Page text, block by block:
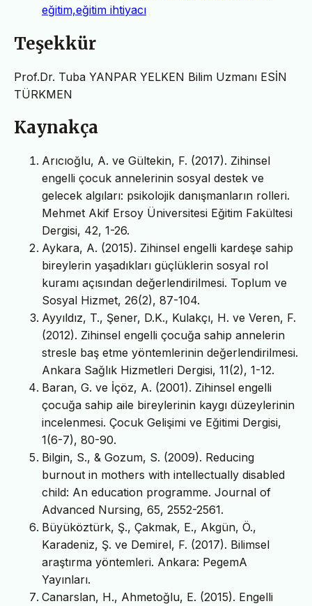
eğitim,eğitim ihtiyacı
Teşekkür
Prof.Dr. Tuba YANPAR YELKEN Bilim Uzmanı ESİN
TÜRKMEN
Kaynakça
Arıcıoğlu, A. ve Gültekin, F. (2017). Zihinsel
engelli çocuk annelerinin sosyal destek ve
gelecek algıları: psikolojik danışmanların rolleri.
Mehmet Akif Ersoy Üniversitesi Eğitim Fakültesi
Dergisi, 42, 1-26.
Aykara, A. (2015). Zihinsel engelli kardeşe sahip
bireylerin yaşadıkları güçlüklerin sosyal rol
kuramı açısından değerlendirilmesi. Toplum ve
Sosyal Hizmet, 26(2), 87-104.
Ayyıldız, T., Şener, D.K., Kulakçı, H. ve Veren, F.
(2012). Zihinsel engelli çocuğa sahip annelerin
stresle baş etme yöntemlerinin değerlendirilmesi.
Ankara Sağlık Hizmetleri Dergisi, 11(2), 1-12.
Baran, G. ve İçöz, A. (2001). Zihinsel engelli
çocuğa sahip aile bireylerinin kaygı düzeylerinin
incelenmesi. Çocuk Gelişimi ve Eğitimi Dergisi,
1(6-7), 80-90.
Bilgin, S., & Gozum, S. (2009). Reducing
burnout in mothers with intellectually disabled
child: An education programme. Journal of
Advanced Nursing, 65, 2552-2561.
Büyüköztürk, Ş., Çakmak, E., Akgün, Ö.,
Karadeniz, Ş. ve Demirel, F. (2017). Bilimsel
araştırma yöntemleri. Ankara: PegemA
Yayınları.
Canarslan, H., Ahmetoğlu, E. (2015). Engelli